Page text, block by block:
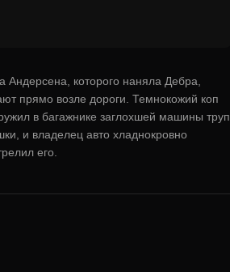
Андерсена, которого наняла Дебра,
прямо возле дороги. Темнокожий коп
в багажнике заглохшей машины труп
и владелец авто хладнокровно
его.